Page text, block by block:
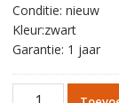
Conditie: nieuw
Kleur:zwart
Garantie: 1 jaar
Originele